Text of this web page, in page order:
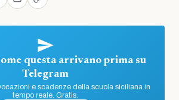
questa arrivano prima su
Telegram
e scadenze della scuola siciliana in
tempo reale. Gratis.